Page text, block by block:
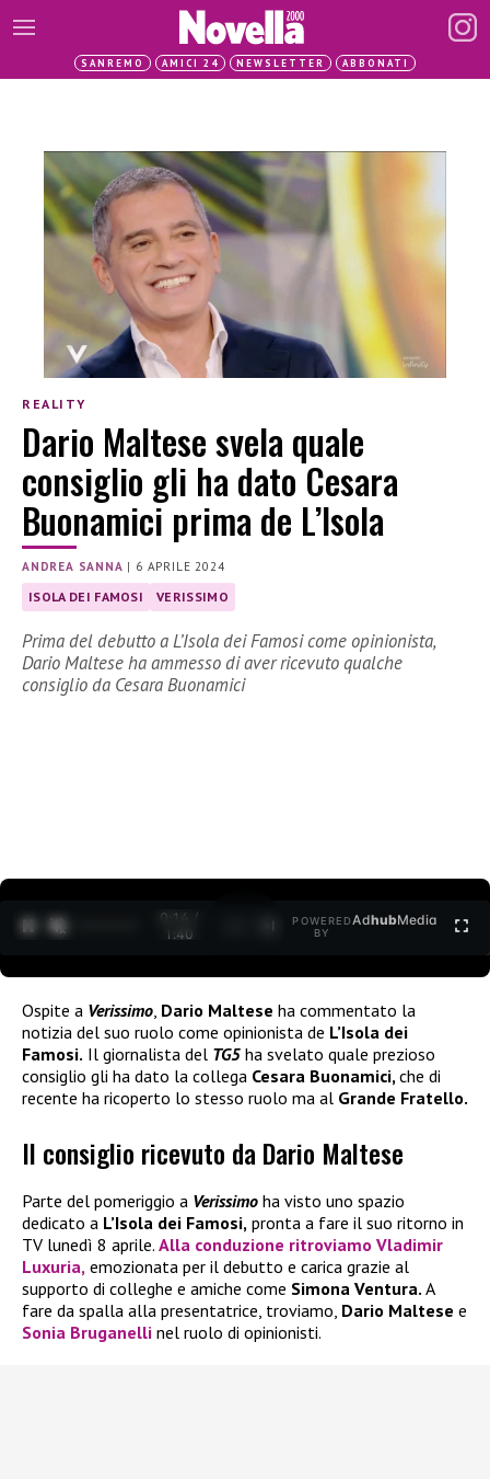
SANREMO AMICI 24 NEWSLETTER ABBONATI
REALITY
Dario Maltese svela quale
consiglio gli ha dato Cesara
Buonamici prima de L’Isola
ANDREA SANNA | 6 APRILE 2024
ISOLA DEI FAMOSI VERISSIMO
Prima del debutto a L’Isola dei Famosi come opinionista,
Dario Maltese ha ammesso di aver ricevuto qualche
consiglio da Cesara Buonamici
0:15 /
1:40
POWERED
BY
AdhubMedia
Ospite a Verissimo Dario Maltese ha commentato la
notizia del suo ruolo come opinionista de L’Isola dei
Famosi. Il giornalista del TG5 ha svelato quale prezioso
consiglio gli ha dato la collega Cesara Buonamici, che di
recente ha ricoperto lo stesso ruolo ma al Grande Fratello.
Il consiglio ricevuto da Dario Maltese
Parte del pomeriggio a Verissimo ha visto uno spazio
dedicato a L’Isola dei Famosi, pronta a fare il suo ritorno in
TV lunedì 8 aprile. Alla conduzione ritroviamo Vladimir
Luxuria, emozionata per il debutto e carica grazie al
supporto di colleghe e amiche come Simona Ventura. A
fare da spalla alla presentatrice, troviamo, Dario Maltese e
Sonia Bruganelli nel ruolo di opinionisti.